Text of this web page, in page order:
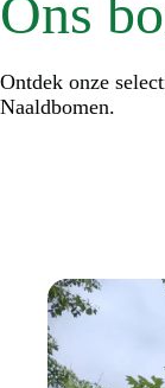
Ons
Ontdek onze
Naaldbomen.